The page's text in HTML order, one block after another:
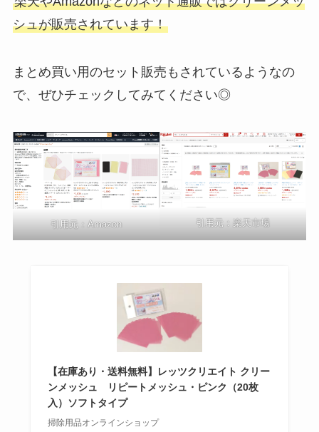
シュが販売されています！
まとめ買い用のセット販売もされているようなの
で、ぜひチェックしてみてください◎
引用元：Amazon 引用元：楽天市場
【在庫あり・送料無料】レッツクリエイト クリー
ンメッシュ リピートメッシュ・ピンク（20枚
入）ソフトタイプ
掃除用品オンラインショップ